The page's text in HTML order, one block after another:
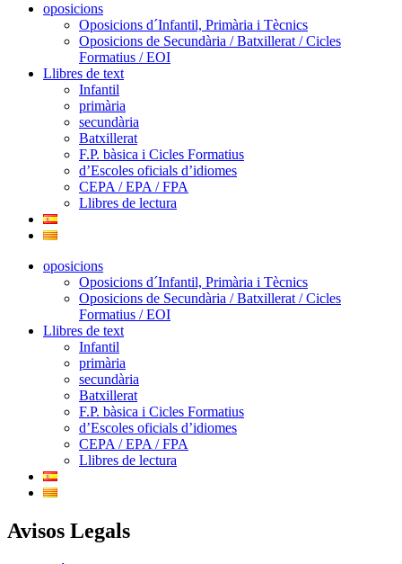
oposicions
Oposicions d´Infantil, Primària i Tècnics
Oposicions de Secundària / Batxillerat / Cicles
Formatius / EOI
Llibres de text
Infantil
primària
secundària
Batxillerat
F.P. bàsica i Cicles Formatius
d’Escoles oficials d’idiomes
CEPA / EPA / FPA
Llibres de lectura
oposicions
Oposicions d´Infantil, Primària i Tècnics
Oposicions de Secundària / Batxillerat / Cicles
Formatius / EOI
Llibres de text
Infantil
primària
secundària
Batxillerat
F.P. bàsica i Cicles Formatius
d’Escoles oficials d’idiomes
CEPA / EPA / FPA
Llibres de lectura
Avisos Legals